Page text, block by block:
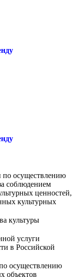
по осуществлению
соблюдением
ценностей,
культурных
культуры
услуги
в Российской
осуществлению
объектов